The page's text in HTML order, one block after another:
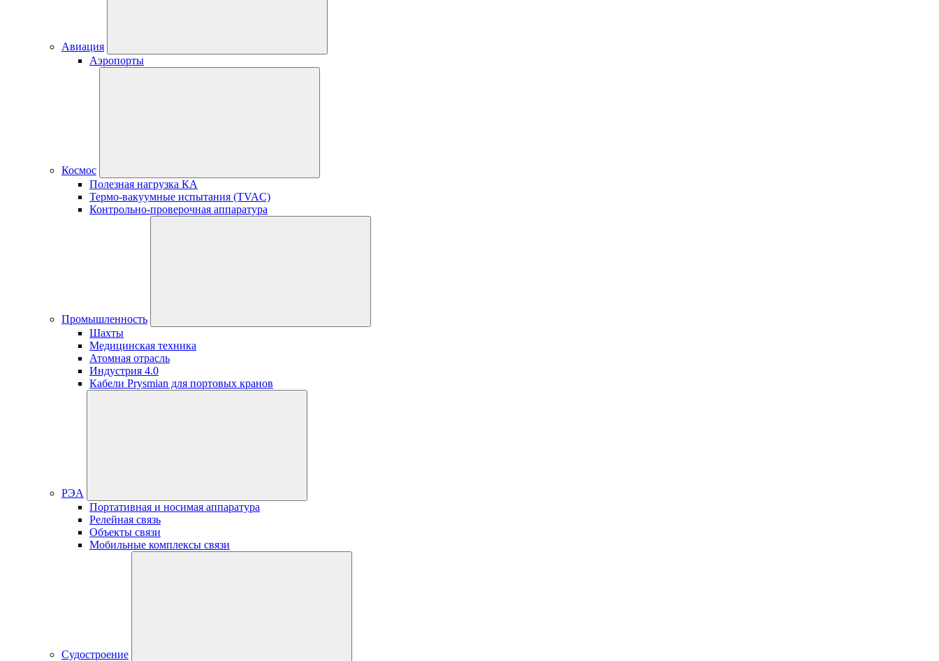
Авиация
Аэропорты
Космос
Полезная нагрузка КА
Термо-вакуумные испытания (TVAC)
Контрольно-проверочная аппаратура
Промышленность
Шахты
Медицинская техника
Атомная отрасль
Индустрия 4.0
Кабели Prysmian для портовых кранов
РЭА
Портативная и носимая аппаратура
Релейная связь
Объекты связи
Мобильные комплексы связи
Судостроение